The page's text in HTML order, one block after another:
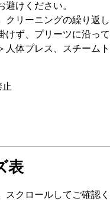
けください。
クリーニングの繰り返
けず、プリーツに沿って
人体プレス、スチーム
表
クロールしてご確認く